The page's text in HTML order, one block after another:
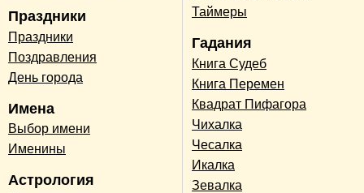
Праздники
Праздники
Поздравления
День города
Имена
Выбор имени
Именины
Астрология
Таймеры
Гадания
Книга Судеб
Книга Перемен
Квадрат Пифагора
Чихалка
Чесалка
Икалка
Зевалка